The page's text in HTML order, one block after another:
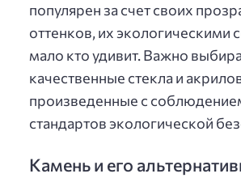
популярен за счет своих
оттенков, их экологическими
мало кто удивит. Важно
качественные стекла и
произведенные с
стандартов экологической
Камень и его